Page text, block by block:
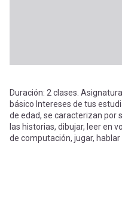
Duración: 2 clases.
básico Intereses de tus
de edad, se caracterizan por
las historias, dibujar, leer en
de computación, jugar, hablar